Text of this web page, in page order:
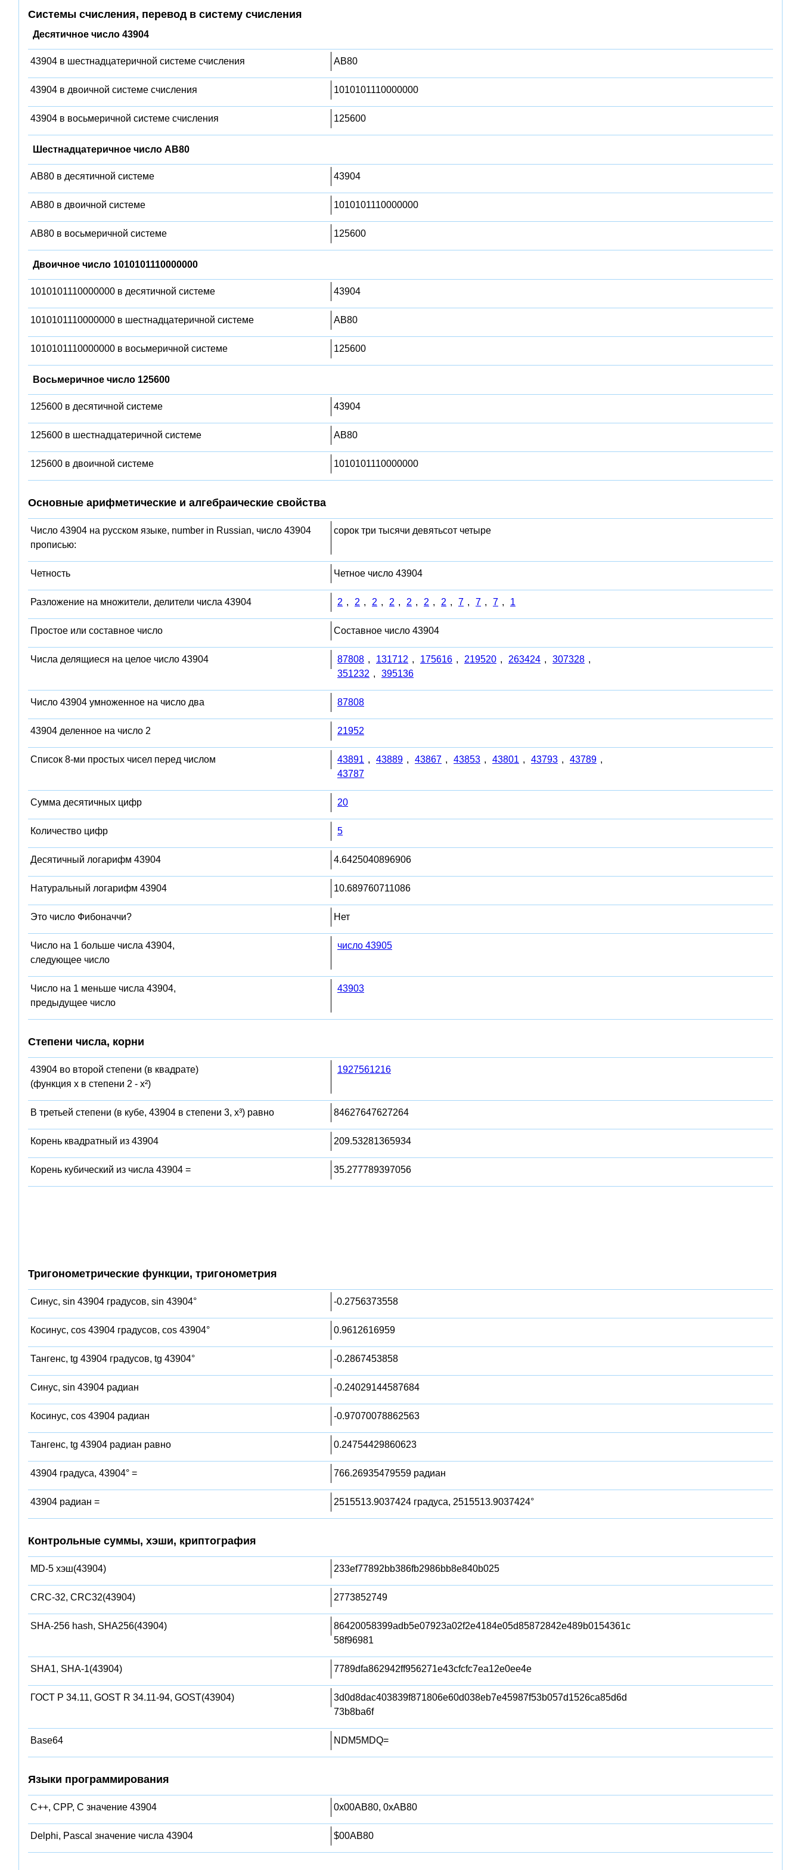
Системы счисления, перевод в систему счисления
Десятичное число 43904
43904 в шестнадцатеричной системе счисления AB80
43904 в двоичной системе счисления 1010101110000000
43904 в восьмеричной системе счисления 125600
Шестнадцатеричное число AB80
AB80 в десятичной системе 43904
AB80 в двоичной системе 1010101110000000
AB80 в восьмеричной системе 125600
Двоичное число 1010101110000000
1010101110000000 в десятичной системе 43904
1010101110000000 в шестнадцатеричной системе AB80
1010101110000000 в восьмеричной системе 125600
Восьмеричное число 125600
125600 в десятичной системе 43904
125600 в шестнадцатеричной системе AB80
125600 в двоичной системе 1010101110000000
Основные арифметические и алгебраические свойства
Число 43904 на русском языке, number in Russian, число 43904
прописью:
сорок три тысячи девятьсот четыре
Четность Четное число 43904
Разложение на множители, делители числа 43904 2 , 2 , 2 , 2 , 2 , 2 , 2 , 7 , 7 , 7 , 1
Простое или составное число Составное число 43904
Числа делящиеся на целое число 43904 87808 , 131712 , 175616 , 219520 , 263424 , 307328 ,
351232 , 395136
Число 43904 умноженное на число два 87808
43904 деленное на число 2 21952
Список 8-ми простых чисел перед числом 43891 , 43889 , 43867 , 43853 , 43801 , 43793 , 43789 ,
43787
Сумма десятичных цифр 20
Количество цифр 5
Десятичный логарифм 43904 4.6425040896906
Натуральный логарифм 43904 10.689760711086
Это число Фибоначчи? Нет
Число на 1 больше числа 43904,
следующее число
число 43905
Число на 1 меньше числа 43904,
предыдущее число
43903
Степени числа, корни
43904 во второй степени (в квадрате)
(функция x в степени 2 - x²)
1927561216
В третьей степени (в кубе, 43904 в степени 3, x³) равно 84627647627264
Корень квадратный из 43904 209.53281365934
Корень кубический из числа 43904 = 35.277789397056
Тригонометрические функции, тригонометрия
Синус, sin 43904 градусов, sin 43904° -0.2756373558
Косинус, cos 43904 градусов, cos 43904° 0.9612616959
Тангенс, tg 43904 градусов, tg 43904° -0.2867453858
Синус, sin 43904 радиан -0.24029144587684
Косинус, cos 43904 радиан -0.97070078862563
Тангенс, tg 43904 радиан равно 0.24754429860623
43904 градуса, 43904° = 766.26935479559 радиан
43904 радиан = 2515513.9037424 градуса, 2515513.9037424°
Контрольные суммы, хэши, криптография
MD-5 хэш(43904) 233ef77892bb386fb2986bb8e840b025
CRC-32, CRC32(43904) 2773852749
SHA-256 hash, SHA256(43904)
86420058399adb5e07923a02f2e4184e05d85872842e489b0154361c
58f96981
SHA1, SHA-1(43904) 7789dfa862942ff956271e43cfcfc7ea12e0ee4e
ГОСТ Р 34.11, GOST R 34.11-94, GOST(43904)
3d0d8dac403839f871806e60d038eb7e45987f53b057d1526ca85d6d
73b8ba6f
Base64 NDM5MDQ=
Языки программирования
C++, CPP, C значение 43904 0x00AB80, 0xAB80
Delphi, Pascal значение числа 43904 $00AB80